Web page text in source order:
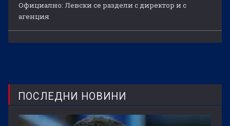
Официално: Левски се раздели с директор и с
агенция
ПОСЛЕДНИ НОВИНИ